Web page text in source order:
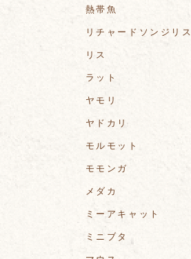
熱帯魚
リチャードソンジリス
リス
ラット
ヤモリ
ヤドカリ
モルモット
モモンガ
メダカ
ミーアキャット
ミニブタ